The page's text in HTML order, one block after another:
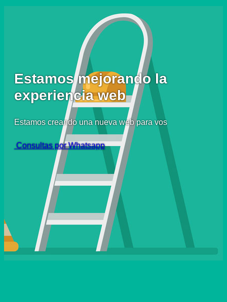
Estamos mejorando la
experiencia web
Estamos creando una nueva web para vos
Consultas por Whatsapp